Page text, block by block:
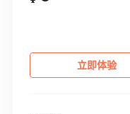
立即体验